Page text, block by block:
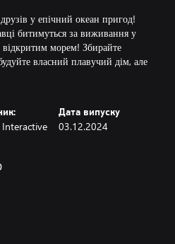
у епічний океан пригод!
битимуться за виживання у
відкритим морем! Збирайте
власний плавучий дім, але
Interactive
Дата випуску
03.12.2024